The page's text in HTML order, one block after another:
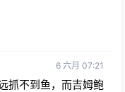
抓不到鱼，而吉姆鲍
它非常有趣，这是我